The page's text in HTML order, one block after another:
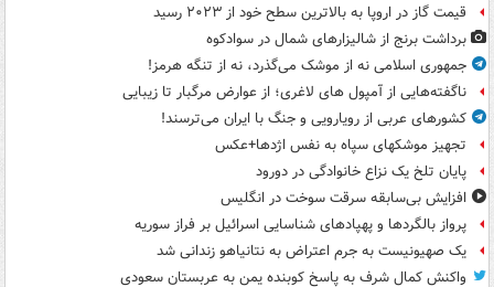
قیمت گاز در اروپا به بالاترین سطح خود از ۲۰۲۳ رسید
برداشت برنج از شالیزارهای شمال در سوادکوه
جمهوری اسلامی نه از موشک می‌گذرد، نه از تنگه هرمز!
ناگفته‌هایی از آمپول های لاغری؛ از عوارض مرگبار تا زیبایی
کشورهای عربی از رویارویی و جنگ با ایران می‌ترسند!
تجهیز موشکهای سپاه به نفس اژدها+عکس
پایان تلخ یک نزاع خانوادگی در دورود
افزایش بی‌سابقه سرقت سوخت در انگلیس
پرواز بالگردها و پهپادهای شناسایی اسرائیل بر فراز سوریه
یک صهیونیست به جرم اعتراض به نتانیاهو زندانی شد
واکنش کمال شرف به پاسخ کوبنده یمن به عربستان سعودی